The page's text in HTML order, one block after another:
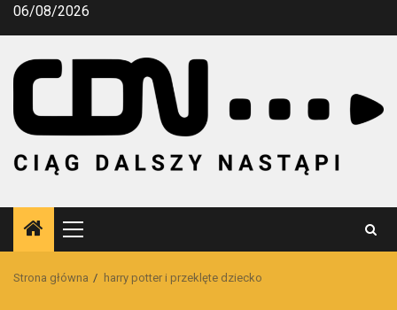
Przejdź
06/08/2026
Menu
główne
Strona główna harry potter i przeklęte dziecko